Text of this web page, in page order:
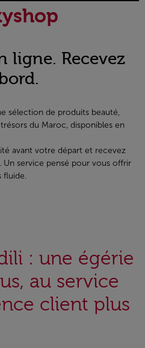
ligne. Recevez
sélection de produits beauté,
du Maroc, disponibles en
avant votre départ et recevez
service pensé pour vous offrir
fluide.
: une égérie
au service
client plus